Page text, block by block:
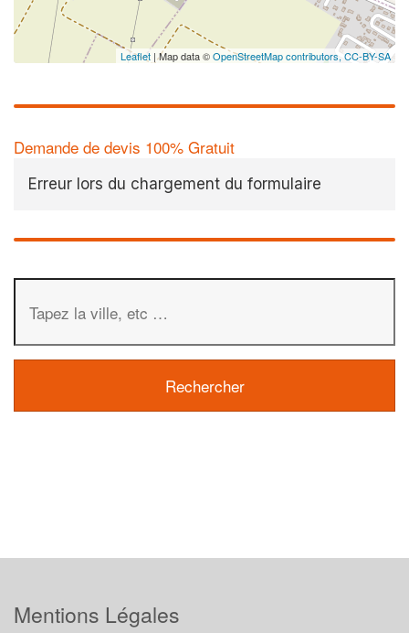
Leaflet | Map data ©OpenStreetMap contributors,CC-BY-SA
Demande de devis 100% Gratuit
Erreur lors du chargement du formulaire
Mentions Légales